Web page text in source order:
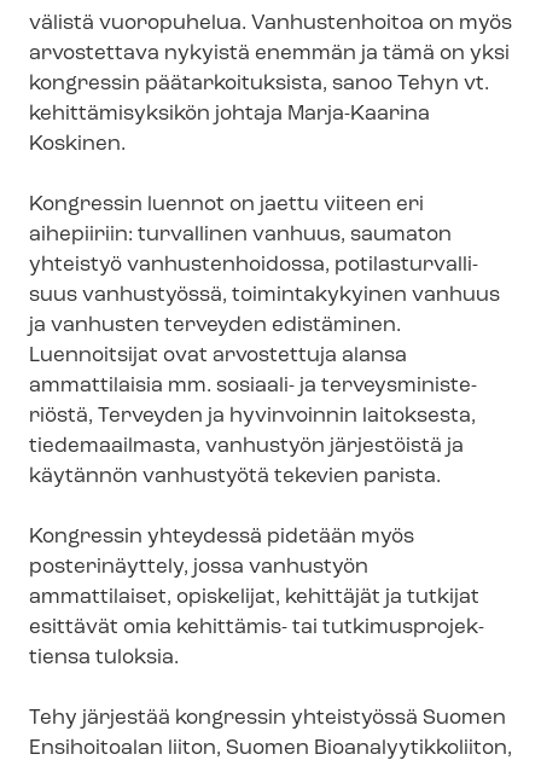
välistä vuoropuhelua. Vanhustenhoitoa on myös
arvostettava nykyistä enemmän ja tämä on yksi
kongressin päätarkoituksista, sanoo Tehyn vt.
kehittämisyksikön johtaja Marja-Kaarina
Koskinen.
Kongressin luennot on jaettu viiteen eri
aihepiiriin: turvallinen vanhuus, saumaton
yhteistyö vanhustenhoidossa, po­ti­las­tur­val­li­
suus vanhustyössä, toimintakykyinen vanhuus
ja vanhusten terveyden edistäminen.
Luennoitsijat ovat arvostettuja alansa
ammattilaisia mm. sosiaali- ja ter­veys­mi­nis­te­
riös­tä, Terveyden ja hyvinvoinnin laitoksesta,
tiedemaailmasta, vanhustyön järjestöistä ja
käytännön vanhustyötä tekevien parista.
Kongressin yhteydessä pidetään myös
posterinäyttely, jossa vanhustyön
ammattilaiset, opiskelijat, kehittäjät ja tutkijat
esittävät omia kehittämis- tai tut­ki­mus­pro­jek­
tien­sa tuloksia.
Tehy järjestää kongressin yhteistyössä Suomen
Ensihoitoalan liiton, Suomen Bio­ana­lyy­tik­ko­lii­ton,